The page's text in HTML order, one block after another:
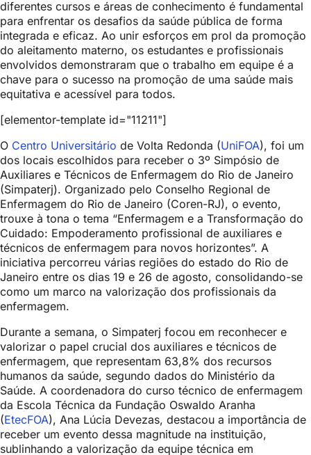
diferentes cursos e áreas de conhecimento é fundamental
para enfrentar os desafios da saúde pública de forma
integrada e eficaz. Ao unir esforços em prol da promoção
do aleitamento materno, os estudantes e profissionais
envolvidos demonstraram que o trabalho em equipe é a
chave para o sucesso na promoção de uma saúde mais
equitativa e acessível para todos.
[elementor-template id="11211"]
O Centro Universitário de Volta Redonda (UniFOA), foi um
dos locais escolhidos para receber o 3º Simpósio de
Auxiliares e Técnicos de Enfermagem do Rio de Janeiro
(Simpaterj). Organizado pelo Conselho Regional de
Enfermagem do Rio de Janeiro (Coren-RJ), o evento,
trouxe à tona o tema “Enfermagem e a Transformação do
Cuidado: Empoderamento profissional de auxiliares e
técnicos de enfermagem para novos horizontes”. A
iniciativa percorreu várias regiões do estado do Rio de
Janeiro entre os dias 19 e 26 de agosto, consolidando-se
como um marco na valorização dos profissionais da
enfermagem.
Durante a semana, o Simpaterj focou em reconhecer e
valorizar o papel crucial dos auxiliares e técnicos de
enfermagem, que representam 63,8% dos recursos
humanos da saúde, segundo dados do Ministério da
Saúde. A coordenadora do curso técnico de enfermagem
da Escola Técnica da Fundação Oswaldo Aranha
(EtecFOA), Ana Lúcia Devezas, destacou a importância de
receber um evento dessa magnitude na instituição,
sublinhando a valorização da equipe técnica em